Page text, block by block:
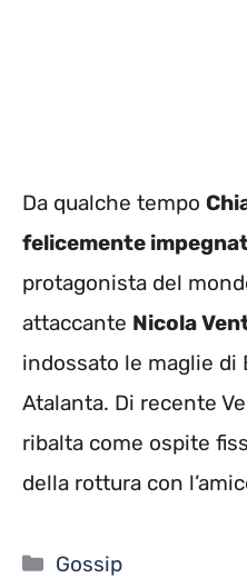
Da qualche tempo
felicemente
protagonista del
attaccante Nicola
indossato le maglie di
Atalanta. Di recente
ribalta come ospite
della rottura con
Categorie
Gossip